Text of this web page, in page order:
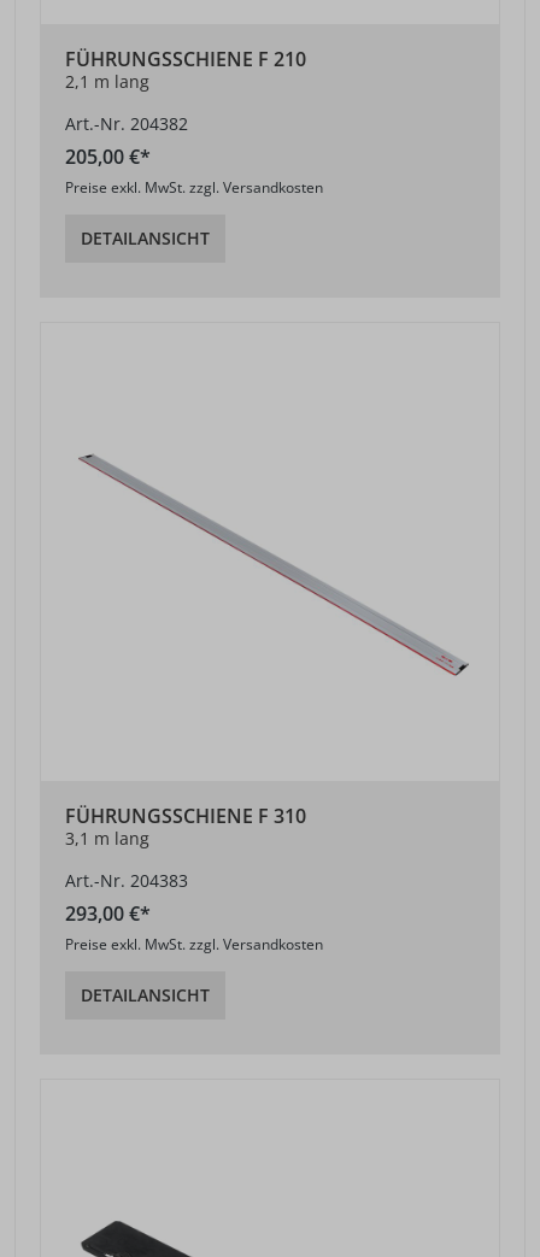
FÜHRUNGSSCHIENE F 210
2,1 m lang
Art.-Nr. 204382
205,00 €*
Preise exkl. MwSt. zzgl. Versandkosten
DETAILANSICHT
FÜHRUNGSSCHIENE F 310
3,1 m lang
Art.-Nr. 204383
293,00 €*
Preise exkl. MwSt. zzgl. Versandkosten
DETAILANSICHT